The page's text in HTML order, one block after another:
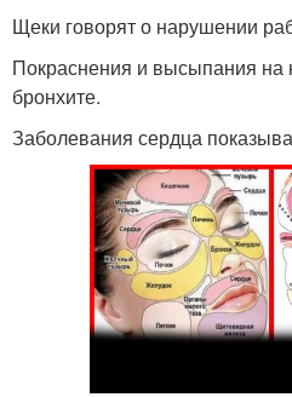
Щеки говорят о нарушении
Покраснения и высыпания на
бронхите.
Заболевания сердца